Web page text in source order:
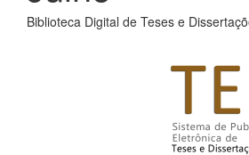
Biblioteca Digital de Teses e